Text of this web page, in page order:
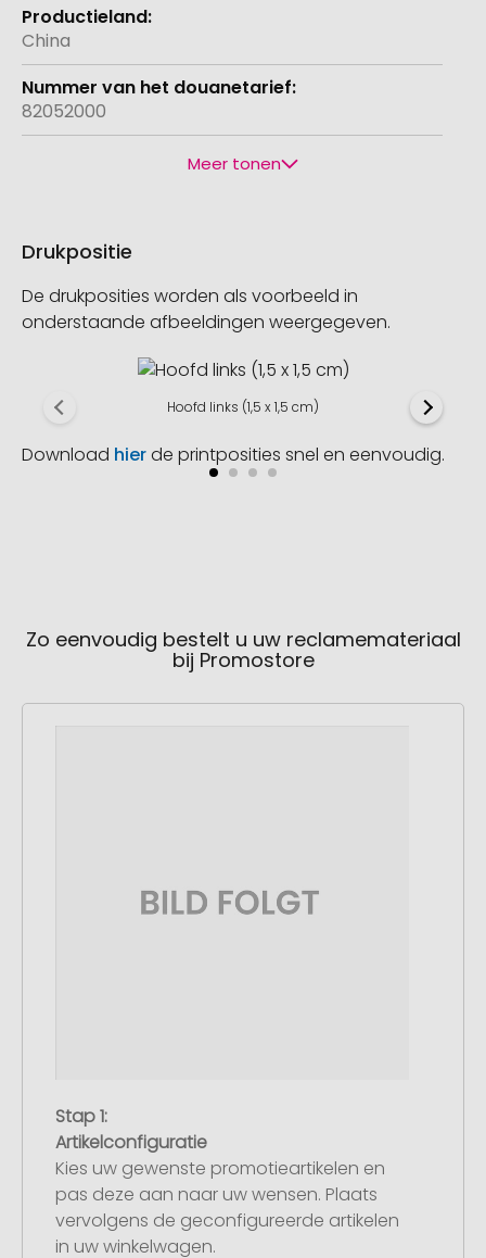
China
82052000
Meer tonen
Drukpositie
De drukposities worden als voorbeeld in
onderstaande afbeeldingen weergegeven.
Hoofd links (1,5 x 1,5 cm)
Download hierde printposities snel en eenvoudig.
Zo eenvoudig bestelt u uw reclamemateriaal
bij Promostore
Stap 1:
Artikelconfiguratie
Kies uw gewenste promotieartikelen en
pas deze aan naar uw wensen. Plaats
vervolgens de geconfigureerde artikelen
in uw winkelwagen.